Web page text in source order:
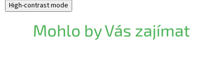
High-contrast mode
Mohlo by Vás zajímat